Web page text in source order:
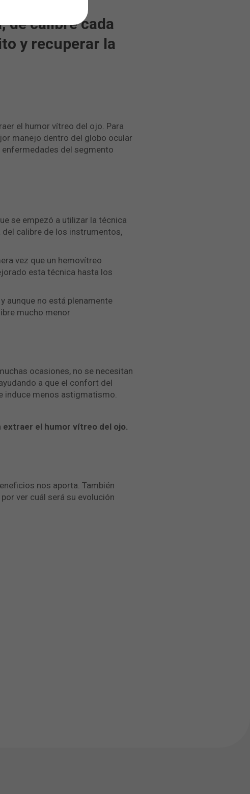
calibre cada
y recuperar la
el humor vítreo del ojo. Para
manejo dentro del globo ocular
del segmento
se empezó a utilizar la técnica
calibre de los instrumentos,
vez que un hemovítreo
esta técnica hasta los
aunque no está plenamente
mucho menor
ocasiones, no se necesitan
a que el confort del
induce menos astigmatismo.
el humor vítreo del ojo.
nos aporta. También
ver cuál será su evolución